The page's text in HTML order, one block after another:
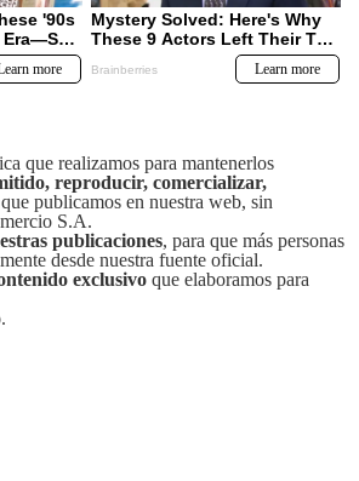
que realizamos para mantenerlos
reproducir, comercializar,
que publicamos en nuestra web, sin
S.A.
publicaciones, para que más personas
desde nuestra fuente oficial.
exclusivo que elaboramos para